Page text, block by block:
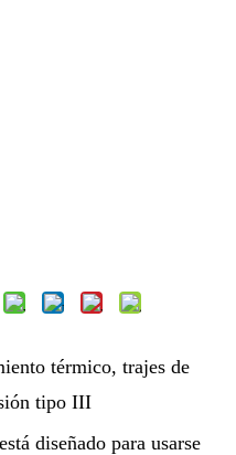
térmico, trajes de
tipo III
diseñado para usarse